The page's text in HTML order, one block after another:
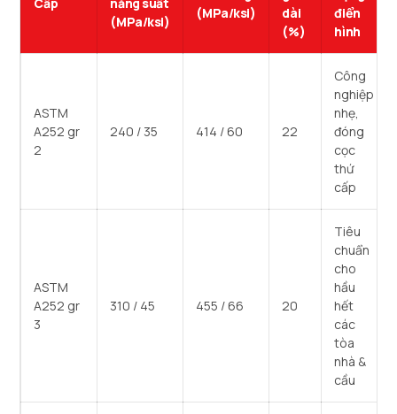
(MPa/ksi)
(MPa/ksi)
dài
(%)
điển
hình
ASTM
A252 gr
2
240 / 35 414 / 60 22
Công
nghiệp
nhẹ,
đóng
cọc
thứ
cấp
ASTM
A252 gr
3
310 / 45 455 / 66 20
Tiêu
chuẩn
cho
hầu
hết
các
tòa
nhà &
cầu